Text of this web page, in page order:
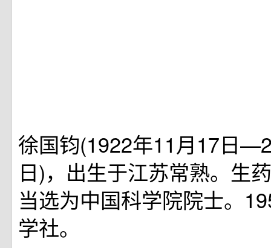
徐国钧(1922年11月17日
日)，出生于江苏常熟。生
当选为中国科学院院士。
学社。